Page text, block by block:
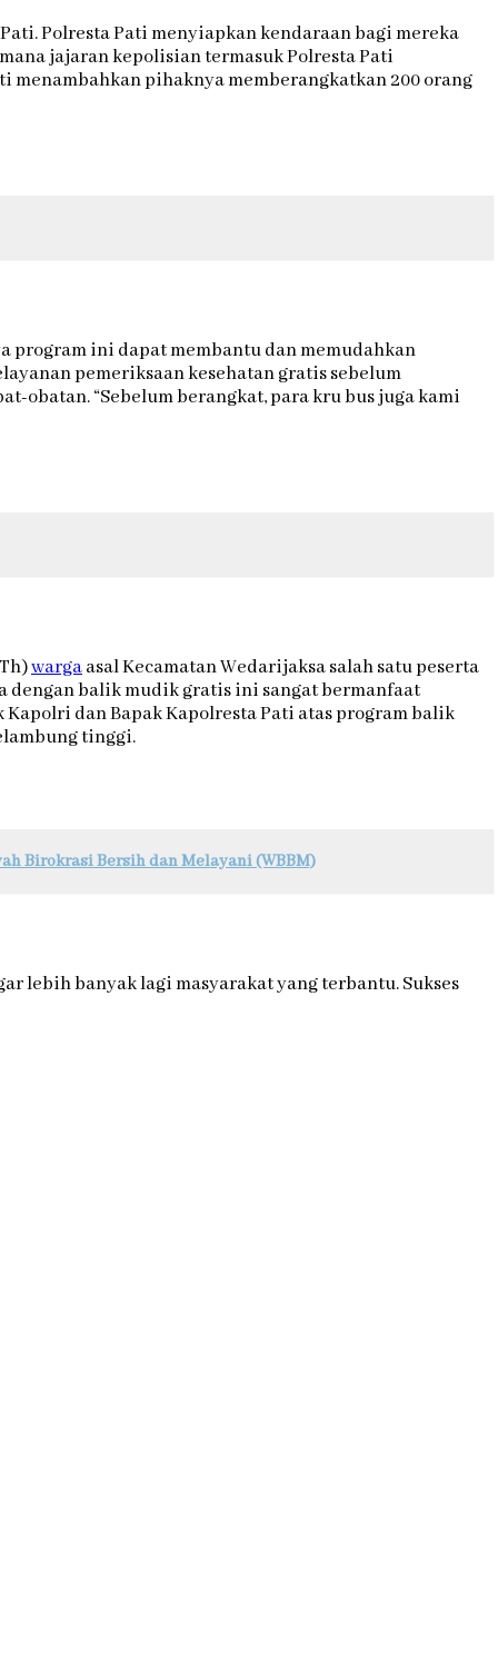
Polresta Pati menyiapkan kendaraan bagi mereka
jajaran kepolisian termasuk Polresta Pati
menambahkan pihaknya memberangkatkan 200 orang
program ini dapat membantu dan memudahkan
pemeriksaan kesehatan gratis sebelum
obatan. “Sebelum berangkat, para kru bus juga kami
wargaasal Kecamatan Wedarijaksa salah satu peserta
dengan balik mudik gratis ini sangat bermanfaat
dan Bapak Kapolresta Pati atas program balik
tinggi.
Birokrasi Bersih dan Melayani (WBBM)
lebih banyak lagi masyarakat yang terbantu. Sukses